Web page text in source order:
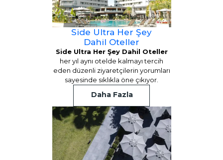
Side Ultra Her Şey
Dahil Oteller
Side Ultra Her Şey Dahil Oteller
her yıl aynı otelde kalmayı tercih
eden düzenli ziyaretçilerin yorumları
sayesinde sıklıkla öne çıkıyor.
Daha Fazla